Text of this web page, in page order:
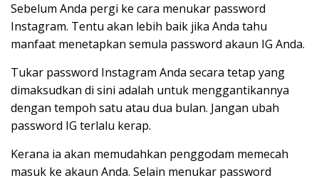
Sebelum Anda pergi ke cara menukar password
Instagram. Tentu akan lebih baik jika Anda tahu
manfaat menetapkan semula password akaun IG Anda.
Tukar password Instagram Anda secara tetap yang
dimaksudkan di sini adalah untuk menggantikannya
dengan tempoh satu atau dua bulan. Jangan ubah
password IG terlalu kerap.
Kerana ia akan memudahkan penggodam memecah
masuk ke akaun Anda. Selain menukar password